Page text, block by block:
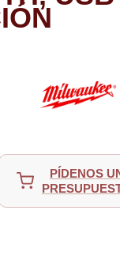
PÍDENOS